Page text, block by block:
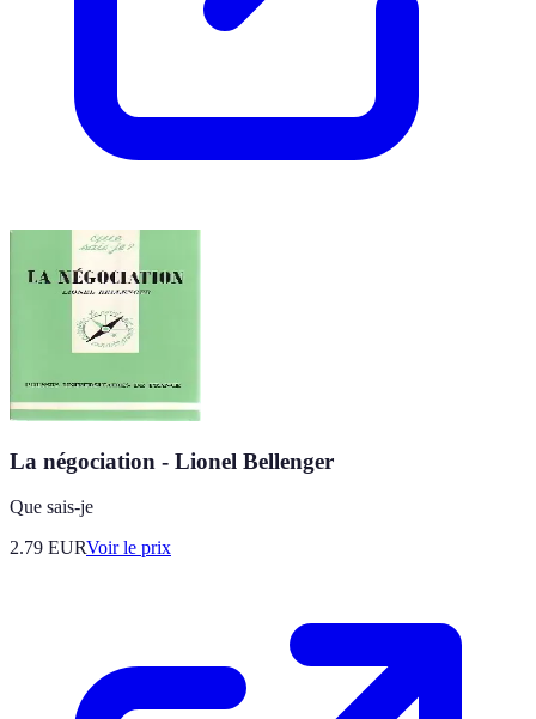
La négociation - Lionel Bellenger
Que sais-je
2.79 EURVoir le prix